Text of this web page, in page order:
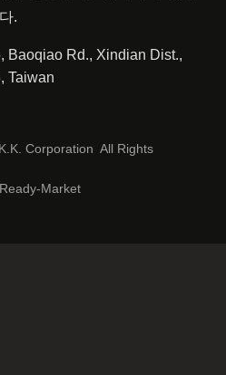
.
Baoqiao Rd., Xindian Dist.,
Taiwan
Corporation All Rights
Ready-Market